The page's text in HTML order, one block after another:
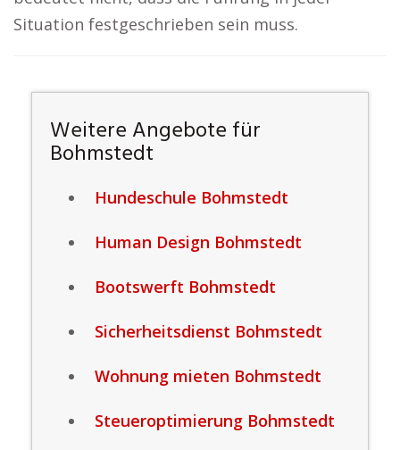
Situation festgeschrieben sein muss.
Weitere Angebote für
Bohmstedt
Hundeschule Bohmstedt
Human Design Bohmstedt
Bootswerft Bohmstedt
Sicherheitsdienst Bohmstedt
Wohnung mieten Bohmstedt
Steueroptimierung Bohmstedt